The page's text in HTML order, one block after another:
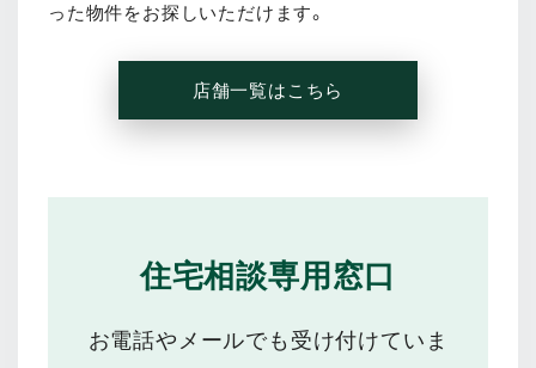
った物件をお探しいただけます。
店舗一覧はこちら
住宅相談専用窓口
お電話やメールでも受け付けていま